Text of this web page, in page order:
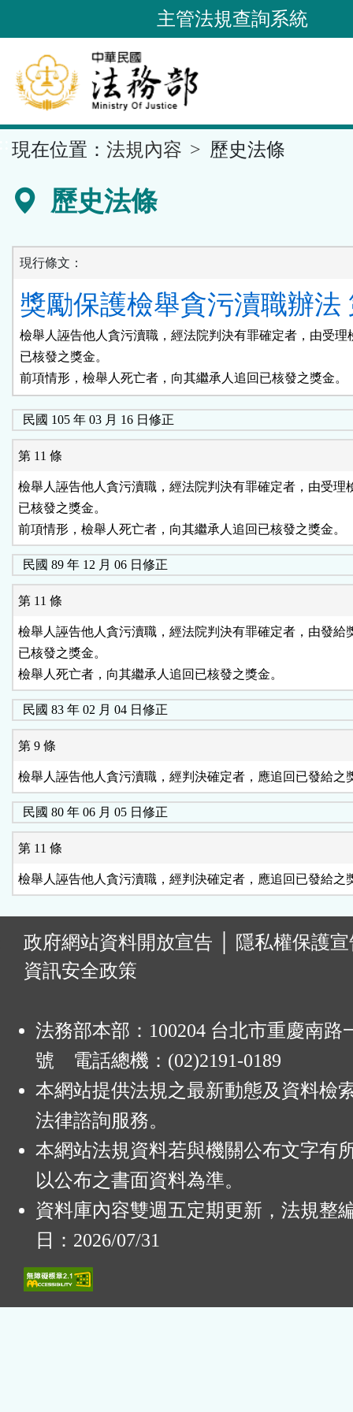
到
要
內
容
區
主管法規查詢系統
現在位置： 法規內容 歷史法條
歷史法條
現行條文：
獎勵保護檢舉貪污瀆職辦法
檢舉人誣告他人貪污瀆職，經法院判決有罪確定者，由受理
已核發之獎金。
前項情形，檢舉人死亡者，向其繼承人追回已核發之獎金。
民國 105 年 03 月 16 日修正
第 11 條
檢舉人誣告他人貪污瀆職，經法院判決有罪確定者，由受理
已核發之獎金。
前項情形，檢舉人死亡者，向其繼承人追回已核發之獎金。
民國 89 年 12 月 06 日修正
第 11 條
檢舉人誣告他人貪污瀆職，經法院判決有罪確定者，由發給
已核發之獎金。
民國 83 年 02 月 04 日修正
第 9 條
檢舉人誣告他人貪污瀆職，經判決確定者，應追回已發給之
民國 80 年 06 月 05 日修正
第 11 條
檢舉人誣告他人貪污瀆職，經判決確定者，應追回已發給之
政府網站資料開放宣告
隱私權保護
資訊安全政策
法務部本部：100204 台北市重慶南路
號 電話總機：(02)2191-0189
本網站提供法規之最新動態及資料檢
法律諮詢服務。
本網站法規資料若與機關公布文字有
以公布之書面資料為準。
資料庫內容雙週五定期更新，法規整
日：2026/07/31